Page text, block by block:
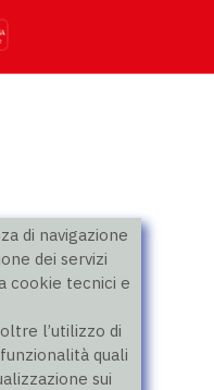
di navigazione
dei servizi
cookie tecnici e
l’utilizzo di
quali
sui